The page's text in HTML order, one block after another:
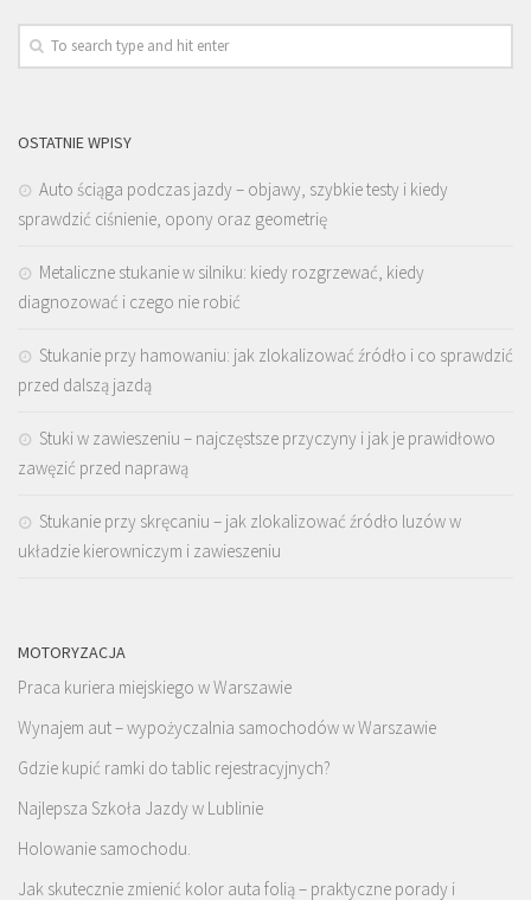
OSTATNIE WPISY
Auto ściąga podczas jazdy – objawy, szybkie testy i kiedy
sprawdzić ciśnienie, opony oraz geometrię
Metaliczne stukanie w silniku: kiedy rozgrzewać, kiedy
diagnozować i czego nie robić
Stukanie przy hamowaniu: jak zlokalizować źródło i co sprawdzić
przed dalszą jazdą
Stuki w zawieszeniu – najczęstsze przyczyny i jak je prawidłowo
zawęzić przed naprawą
Stukanie przy skręcaniu – jak zlokalizować źródło luzów w
układzie kierowniczym i zawieszeniu
MOTORYZACJA
Praca kuriera miejskiego w Warszawie
Wynajem aut – wypożyczalnia samochodów w Warszawie
Gdzie kupić ramki do tablic rejestracyjnych?
Najlepsza Szkoła Jazdy w Lublinie
Holowanie samochodu.
Jak skutecznie zmienić kolor auta folią – praktyczne porady i